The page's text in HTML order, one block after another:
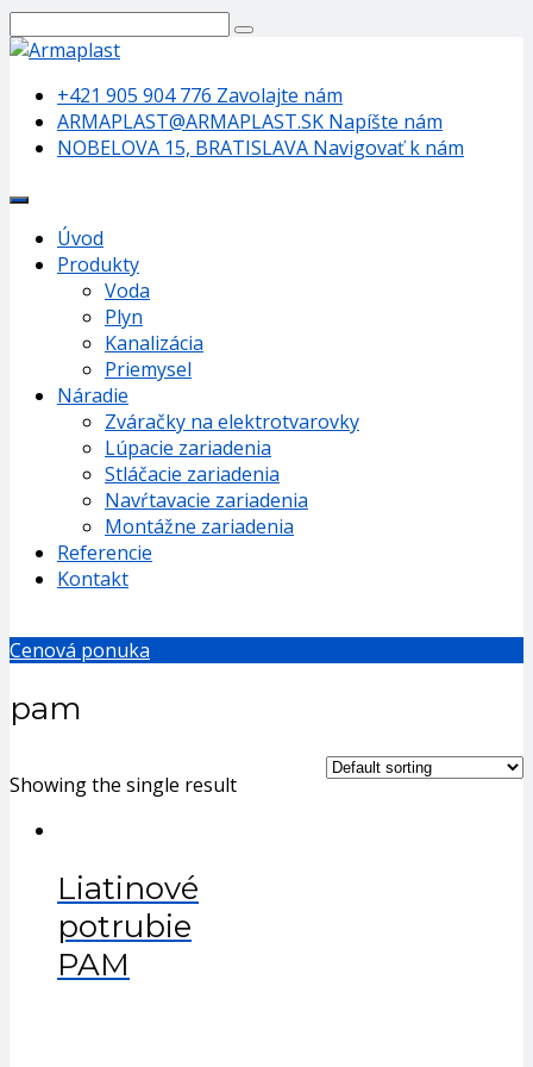
+421 905 904 776 Zavolajte nám
ARMAPLAST@ARMAPLAST.SK Napíšte nám
NOBELOVA 15, BRATISLAVA Navigovať k nám
Úvod
Produkty
Voda
Plyn
Kanalizácia
Priemysel
Náradie
Zváračky na elektrotvarovky
Lúpacie zariadenia
Stláčacie zariadenia
Navŕtavacie zariadenia
Montážne zariadenia
Referencie
Kontakt
Cenová ponuka
pam
Showing the single result
Liatinové
potrubie
PAM